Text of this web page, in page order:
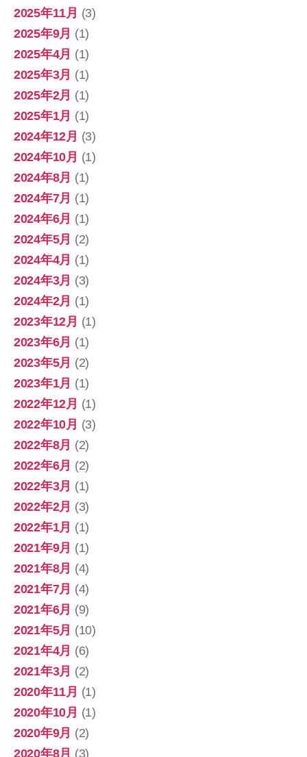
2025年11月 (3)
2025年9月 (1)
2025年4月 (1)
2025年3月 (1)
2025年2月 (1)
2025年1月 (1)
2024年12月 (3)
2024年10月 (1)
2024年8月 (1)
2024年7月 (1)
2024年6月 (1)
2024年5月 (2)
2024年4月 (1)
2024年3月 (3)
2024年2月 (1)
2023年12月 (1)
2023年6月 (1)
2023年5月 (2)
2023年1月 (1)
2022年12月 (1)
2022年10月 (3)
2022年8月 (2)
2022年6月 (2)
2022年3月 (1)
2022年2月 (3)
2022年1月 (1)
2021年9月 (1)
2021年8月 (4)
2021年7月 (4)
2021年6月 (9)
2021年5月 (10)
2021年4月 (6)
2021年3月 (2)
2020年11月 (1)
2020年10月 (1)
2020年9月 (2)
2020年8月 (3)